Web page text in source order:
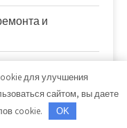
и
для автодомов
для улучшения
сайтом, вы даете
cookie.
OK